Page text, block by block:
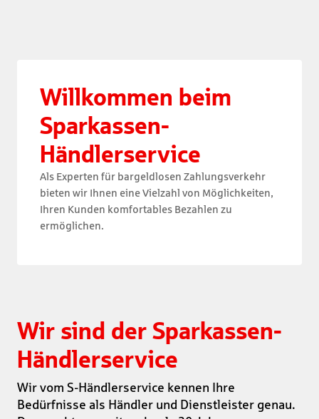
Willkommen beim
Sparkassen-
Händlerservice
Als Experten für bargeldlosen Zahlungsverkehr
bieten wir Ihnen eine Vielzahl von Möglichkeiten,
Ihren Kunden komfortables Bezahlen zu
ermöglichen.
Wir sind der Sparkassen-
Händlerservice
Wir vom S-Händlerservice kennen Ihre
Bedürfnisse als Händler und Dienstleister genau.